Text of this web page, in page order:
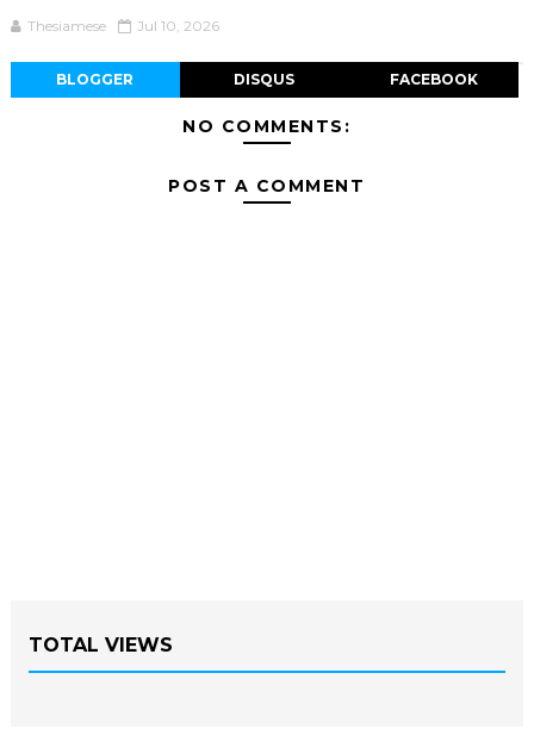
Thesiamese Jul 10, 2026
BLOGGER DISQUS FACEBOOK
NO COMMENTS:
POST A COMMENT
TOTAL VIEWS